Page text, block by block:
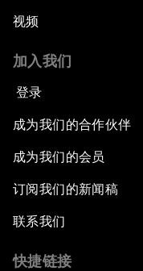
视频
加入我们
登录
成为我们的合作伙伴
成为我们的会员
订阅我们的新闻稿
联系我们
快捷链接